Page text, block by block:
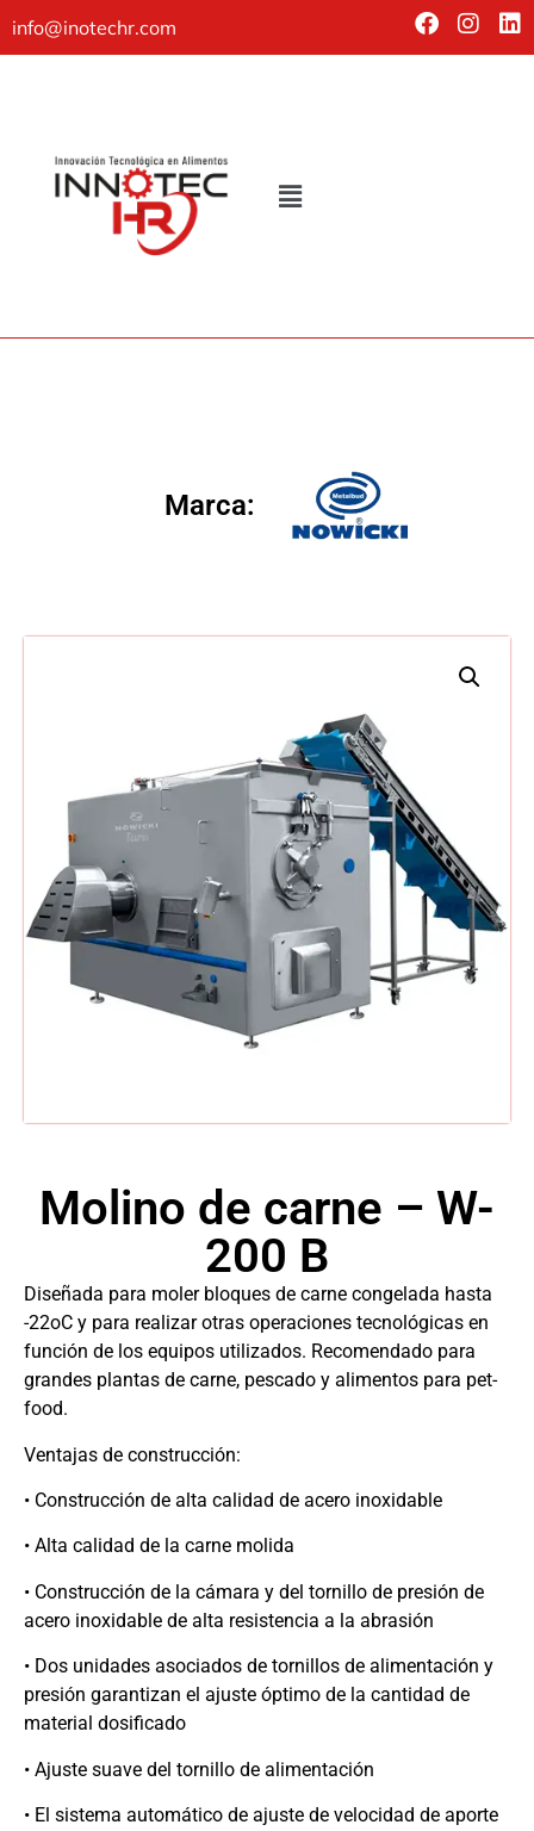
info@inotechr.com
Marca:
Molino de carne – W-
200 B
Diseñada para moler bloques de carne congelada hasta
-22oC y para realizar otras operaciones tecnológicas en
función de los equipos utilizados. Recomendado para
grandes plantas de carne, pescado y alimentos para pet-
food.
Ventajas de construcción:
• Construcción de alta calidad de acero inoxidable
• Alta calidad de la carne molida
• Construcción de la cámara y del tornillo de presión de
acero inoxidable de alta resistencia a la abrasión
• Dos unidades asociados de tornillos de alimentación y
presión garantizan el ajuste óptimo de la cantidad de
material dosificado
• Ajuste suave del tornillo de alimentación
• El sistema automático de ajuste de velocidad de aporte